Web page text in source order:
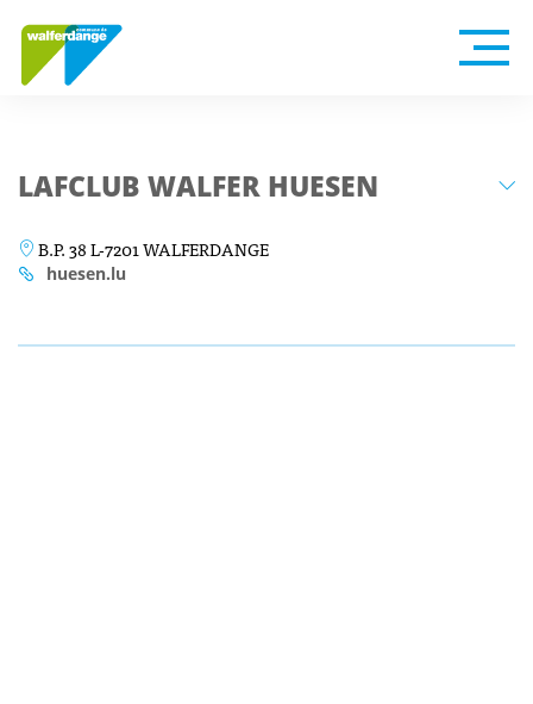
LAFCLUB WALFER HUESEN
B.P. 38 L-7201 WALFERDANGE
huesen.lu